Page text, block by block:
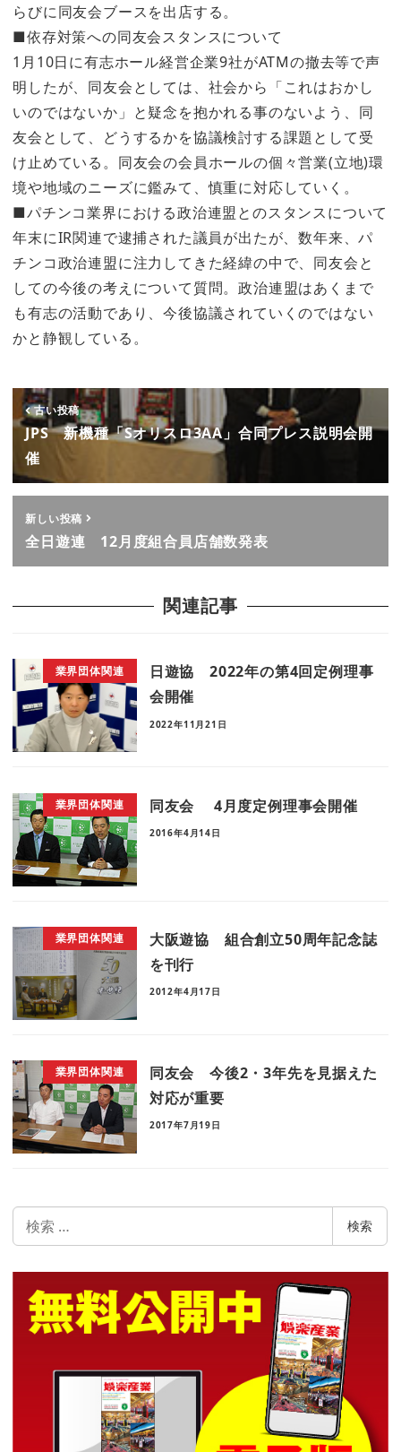
らびに同友会ブースを出店する。
■依存対策への同友会スタンスについて
1月10日に有志ホール経営企業9社がATMの撤去等で声
明したが、同友会としては、社会から「これはおかし
いのではないか」と疑念を抱かれる事のないよう、同
友会として、どうするかを協議検討する課題として受
け止めている。同友会の会員ホールの個々営業(立地)環
境や地域のニーズに鑑みて、慎重に対応していく。
■パチンコ業界における政治連盟とのスタンスについて
年末にIR関連で逮捕された議員が出たが、数年来、パ
チンコ政治連盟に注力してきた経緯の中で、同友会と
しての今後の考えについて質問。政治連盟はあくまで
も有志の活動であり、今後協議されていくのではない
かと静観している。
古い投稿
JPS 新機種「Sオリスロ3AA」合同プレス説明会開
催
新しい投稿
全日遊連 12月度組合員店舗数発表
関連記事
業界団体関連
日遊協 2022年の第4回定例理事
会開催
2022年11月21日
業界団体関連 同友会 4月度定例理事会開催
2016年4月14日
業界団体関連
大阪遊協 組合創立50周年記念誌
を刊行
2012年4月17日
業界団体関連
同友会 今後2・3年先を見据えた
対応が重要
2017年7月19日
索
検索